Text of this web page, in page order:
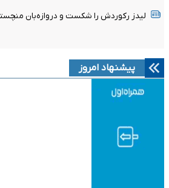
لیدز رکوردش را شکست و دروازه‌بان
پیشنهاد امروز